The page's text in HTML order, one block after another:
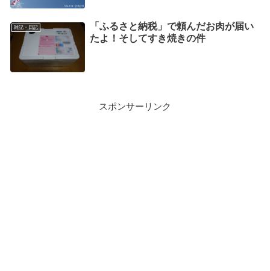
雑記・日記
「ふるさと納税」で頼んだお肉が届い
たよ！そしてすき焼きの件
スポンサーリンク